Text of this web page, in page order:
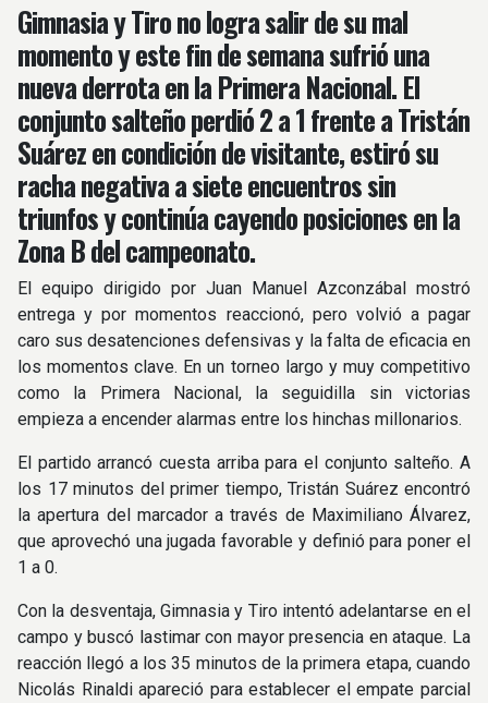
Gimnasia y Tiro no logra salir de su mal
momento y este fin de semana sufrió una
nueva derrota en la Primera Nacional. El
conjunto salteño perdió 2 a 1 frente a Tristán
Suárez en condición de visitante, estiró su
racha negativa a siete encuentros sin
triunfos y continúa cayendo posiciones en la
Zona B del campeonato.
El equipo dirigido por Juan Manuel Azconzábal mostró
entrega y por momentos reaccionó, pero volvió a pagar
caro sus desatenciones defensivas y la falta de eficacia en
los momentos clave. En un torneo largo y muy competitivo
como la Primera Nacional, la seguidilla sin victorias
empieza a encender alarmas entre los hinchas millonarios.
El partido arrancó cuesta arriba para el conjunto salteño. A
los 17 minutos del primer tiempo, Tristán Suárez encontró
la apertura del marcador a través de Maximiliano Álvarez,
que aprovechó una jugada favorable y definió para poner el
1 a 0.
Con la desventaja, Gimnasia y Tiro intentó adelantarse en el
campo y buscó lastimar con mayor presencia en ataque. La
reacción llegó a los 35 minutos de la primera etapa, cuando
Nicolás Rinaldi apareció para establecer el empate parcial